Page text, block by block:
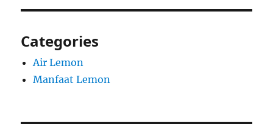
Categories
Air Lemon
Manfaat Lemon